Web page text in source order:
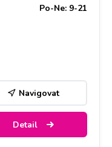
Po-Ne: 9-21
Navigovat
Detail